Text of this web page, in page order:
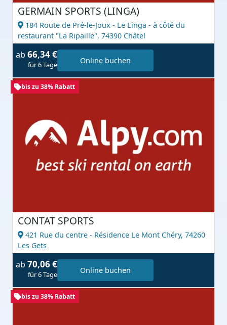
GERMAIN SPORTS (LINGA)
184 Route de Pré-le-Joux - Le Linga - à côté du
restaurant "La Ripaille", 74390 Châtel
ab 66,34 €
für 6 Tage Online buchen
bis zu 38% Rabatt
CONTAT SPORTS
421 Rue du centre - Résidence Le Mont Chéry, 74260
Les Gets
ab 70,06 €
für 6 Tage Online buchen
bis zu 38% Rabatt